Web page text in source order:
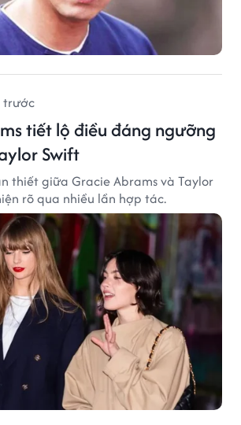
trước
tiết lộ điều đáng ngưỡng
Swift
thiết giữa Gracie Abrams và Taylor
rõ qua nhiều lần hợp tác.